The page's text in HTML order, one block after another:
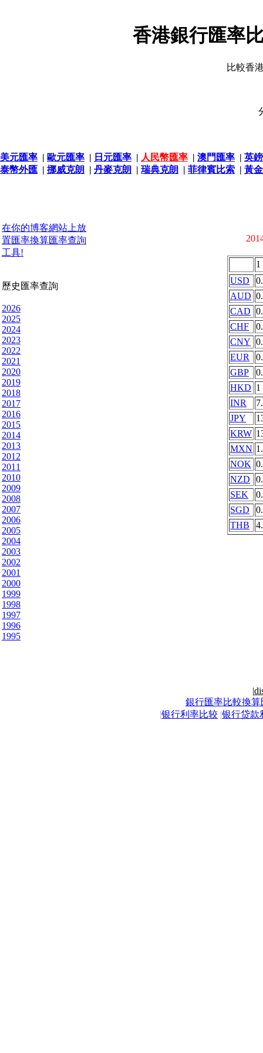
香港銀行匯率
比較香
美元匯率 | 歐元匯率 | 日元匯率 | 人民幣匯率 | 澳門匯率 | 英
泰幣外匯 | 挪威克朗 | 丹麥克朗 | 瑞典克朗 | 菲律賓比索 | 黃
在你的博客網站上放
置匯率換算匯率查詢
工具!
歷史匯率查詢
2026
2025
2024
2023
2022
2021
2020
2019
2018
2017
2016
2015
2014
2013
2012
2011
2010
2009
2008
2007
2006
2005
2004
2003
2002
2001
2000
1999
1998
1997
1996
1995
1
USD
AUD
CAD
CHF
CNY
EUR
GBP
HKD 1
INR
JPY
KRW
MXN
NOK
NZD
SEK
SGD
THB
|
銀行匯率比較換算
|银行利率比较 |银行贷款